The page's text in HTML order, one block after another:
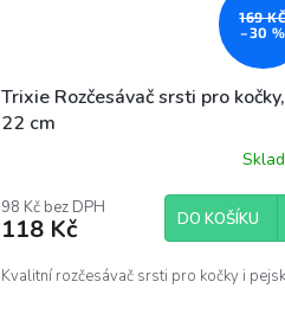
169
–30 %
Trixie Rozčesávač srsti pro kočky,
22 cm
98 Kč bez DPH
118 Kč DO KOŠÍKU
Kvalitní rozčesávač srsti pro kočky i